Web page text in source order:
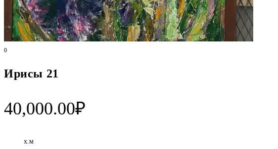
0
Ирисы 21
40,000.00₽
х.м